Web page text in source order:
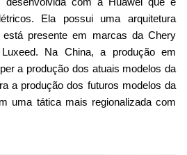
Ela possui uma arquitetura
presente em marcas da Chery
Na China, a produção em
a produção dos atuais modelos da
a produção dos futuros modelos da
uma tática mais regionalizada com